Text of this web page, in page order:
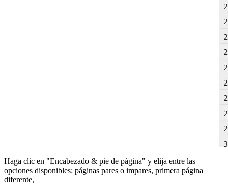
Haga clic en "Encabezado & pie de página" y elija entre las
opciones disponibles: páginas pares o impares, primera página
diferente,